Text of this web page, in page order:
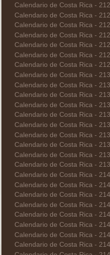
Calendario de Costa Rica -
Calendario de Costa Rica -
Calendario de Costa Rica -
Calendario de Costa Rica -
Calendario de Costa Rica -
Calendario de Costa Rica -
Calendario de Costa Rica -
Calendario de Costa Rica -
Calendario de Costa Rica -
Calendario de Costa Rica -
Calendario de Costa Rica -
Calendario de Costa Rica -
Calendario de Costa Rica -
Calendario de Costa Rica -
Calendario de Costa Rica -
Calendario de Costa Rica -
Calendario de Costa Rica -
Calendario de Costa Rica -
Calendario de Costa Rica -
Calendario de Costa Rica -
Calendario de Costa Rica -
Calendario de Costa Rica -
Calendario de Costa Rica -
Calendario de Costa Rica -
Calendario de Costa Rica -